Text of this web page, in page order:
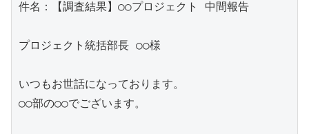
件名：【調査結果】○○プロジェクト 中間報告
プロジェクト統括部長 ○○様
いつもお世話になっております。
○○部の○○でございます。